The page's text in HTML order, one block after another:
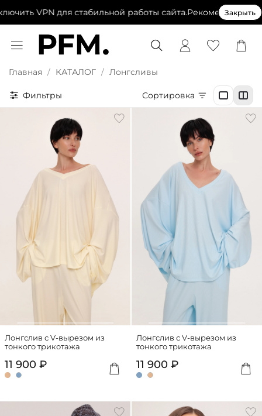
VPN для стабильной работы сайта.РекомендуемЗакрыть
Главная КАТАЛОГ Лонгсливы
Фильтры Сортировка
Лонгслив с V-вырезом из
тонкого трикотажа
11 900 ₽
Лонгслив с V-вырезом из
тонкого трикотажа
11 900 ₽